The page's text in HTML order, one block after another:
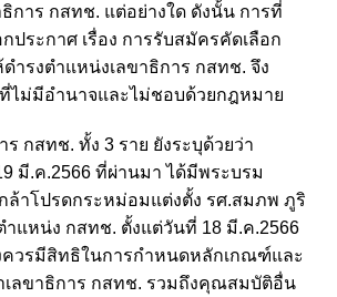
การ กสทช. แต่อย่างใด ดังนั้น การที่
ประกาศ เรื่อง การรับสมัครคัดเลือก
ำรงตำแหน่งเลขาธิการ กสทช. จึง
ที่ไม่มีอำนาจและไม่ชอบด้วยกฎหมาย
กสทช. ทั้ง 3 ราย ยังระบุด้วยว่า
มี.ค.2566 ที่ผ่านมา ได้มีพระบรม
ล้าโปรดกระหม่อมแต่งตั้ง รศ.สมภพ ภูริ
ำแหน่ง กสทช. ตั้งแต่วันที่ 18 มี.ค.2566
วรมีสิทธิในการกำหนดหลักเกณฑ์และ
เลขาธิการ กสทช. รวมถึงคุณสมบัติอื่น